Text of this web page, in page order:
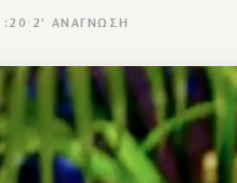
· 2′ ΑΝΆΓΝΩΣΗ